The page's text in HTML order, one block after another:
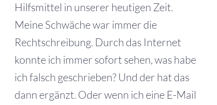
Hilfsmittel in unserer heutigen Zeit.
Meine Schwäche war immer die
Rechtschreibung. Durch das Internet
konnte ich immer sofort sehen, was habe
ich falsch geschrieben? Und der hat das
dann ergänzt. Oder wenn ich eine E-Mail